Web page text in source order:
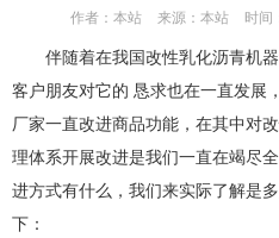
作者： 本站 来源： 本站 时间
伴随着在我国改性乳化沥青机
客户朋友对它的 恳求也在一直发展
厂家一直改进商品功能，在其中对
理体系开展改进是我们一直在竭尽
进方式有什么，我们来实际了解是
下：